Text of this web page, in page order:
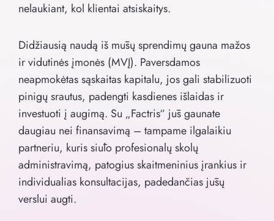
nelaukiant, kol klientai atsiskaitys.
Didžiausią naudą iš mūsų sprendimų gauna mažos
ir vidutinės įmonės (MVĮ). Paversdamos
neapmokėtas sąskaitas kapitalu, jos gali stabilizuoti
pinigų srautus, padengti kasdienes išlaidas ir
investuoti į augimą. Su „Factris“ jūs gaunate
daugiau nei finansavimą – tampame ilgalaikiu
partneriu, kuris siūlo profesionalų skolų
administravimą, patogius skaitmeninius įrankius ir
individualias konsultacijas, padedančias jūsų
verslui augti.